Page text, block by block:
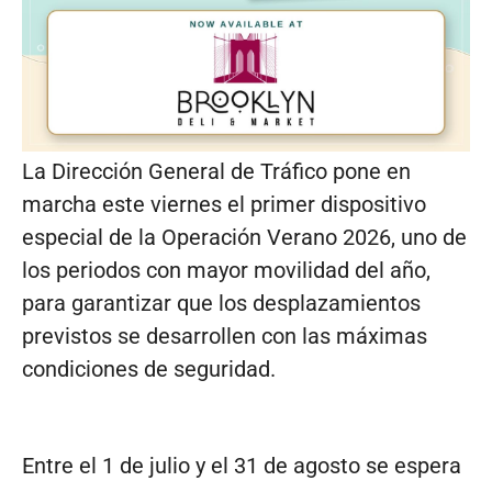
La Dirección General de Tráfico pone en
marcha este viernes el primer dispositivo
especial de la Operación Verano 2026, uno de
los periodos con mayor movilidad del año,
para garantizar que los desplazamientos
previstos se desarrollen con las máximas
condiciones de seguridad.
Entre el 1 de julio y el 31 de agosto se espera